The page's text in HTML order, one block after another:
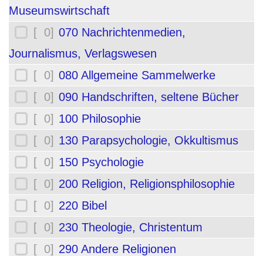
Museumswirtschaft
[ 0] 070 Nachrichtenmedien,
Journalismus, Verlagswesen
[ 0] 080 Allgemeine Sammelwerke
[ 0] 090 Handschriften, seltene Bücher
[ 0] 100 Philosophie
[ 0] 130 Parapsychologie, Okkultismus
[ 0] 150 Psychologie
[ 0] 200 Religion, Religionsphilosophie
[ 0] 220 Bibel
[ 0] 230 Theologie, Christentum
[ 0] 290 Andere Religionen